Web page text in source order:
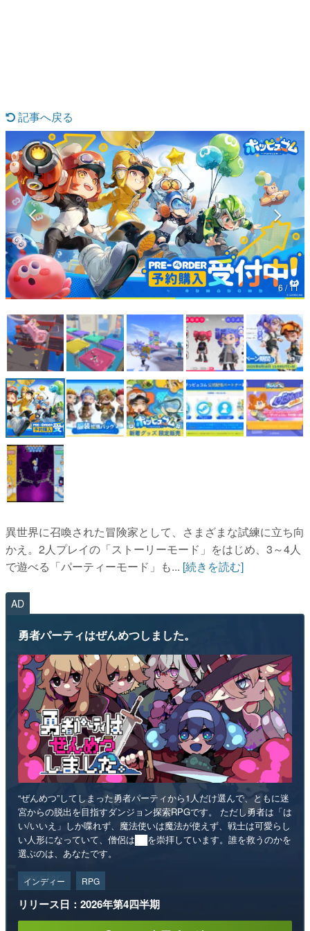
なんでゲームは面白い？
ゲーム開発者・hamatsu氏がゲームの魅力を画面や操作の
具体的な形から解き明かしていく、硬派で骨太な評論連載
です。
ゲームが変えた日本語
「経験値」「裏技」「ラスボス」… ゲームにまつわる言葉
の起源や用法の変遷を、コンピューター文化史研究家・タ
イニーP氏が徹底調査。
カテゴリ
マンガ
女性向け
アプリレビュー
その他
電ファミニコゲーマーとは？
運営：株式会社マレ
記事へ戻る
6 / 11
異世界に召喚された冒険家として、さまざまな試練に立ち向
かえ。2人プレイの「ストーリーモード」をはじめ、3～4人
で遊べる「パーティーモード」も... [続きを読む]
AD
勇者パーティはぜんめつしました。
“ぜんめつ”してしまった勇者パーティから1人だけ選んで、ともに迷
宮からの脱出を目指すダンジョン探索RPGです。 ただし勇者は「は
い/いいえ」しか喋れず、魔法使いは魔法が使えず、戦士は可愛らし
い人形になっていて、僧侶は██を崇拝しています。誰を救うのかを
選ぶのは、あなたです。
インディー RPG
リリース日：2026年第4四半期